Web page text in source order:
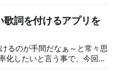
に欲しい機能で、ネットワ
ォルダに手軽にアクセスする
共有フォルダ名」みたいなア
していません。 ネットワー
アクセス先をドライブとして
歌詞を付けるアプリを
るのが手間だなぁ～と常々思
化したいと言う事で、今回は